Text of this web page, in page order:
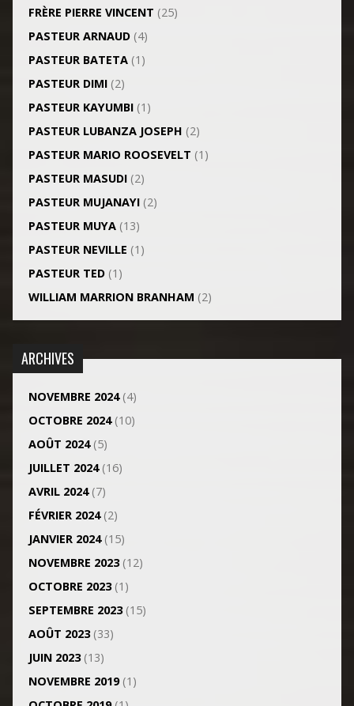
FRÈRE PIERRE VINCENT (25)
PASTEUR ARNAUD(4)
PASTEUR BATETA(1)
PASTEUR DIMI(2)
PASTEUR KAYUMBI(1)
PASTEUR LUBANZA JOSEPH (2)
PASTEUR MARIO ROOSEVELT (1)
PASTEUR MASUDI(2)
PASTEUR MUJANAYI(2)
PASTEUR MUYA(13)
PASTEUR NEVILLE (1)
PASTEUR TED(1)
WILLIAM MARRION BRANHAM (2)
ARCHIVES
NOVEMBRE 2024(4)
OCTOBRE 2024(10)
AOÛT 2024(5)
JUILLET 2024(16)
AVRIL 2024(7)
FÉVRIER 2024(2)
JANVIER 2024(15)
NOVEMBRE 2023(12)
OCTOBRE 2023(1)
SEPTEMBRE 2023(15)
AOÛT 2023(33)
JUIN 2023(13)
NOVEMBRE 2019(1)